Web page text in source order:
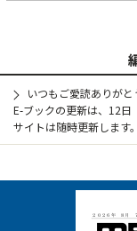
いつもご愛読ありがと
E-ブックの更新は、12日
サイトは随時更新します。